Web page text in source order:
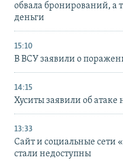
обвала бронирований, а
деньги
15:10
В ВСУ заявили о
14:15
Хуситы заявили об
13:33
Сайт и социальные сети
стали недоступны